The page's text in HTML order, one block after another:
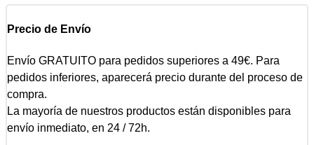
Precio de Envío
Envío GRATUITO para pedidos superiores a 49€. Para
pedidos inferiores, aparecerá precio durante del proceso de
compra.
La mayoría de nuestros productos están disponibles para
envío inmediato, en 24 / 72h.